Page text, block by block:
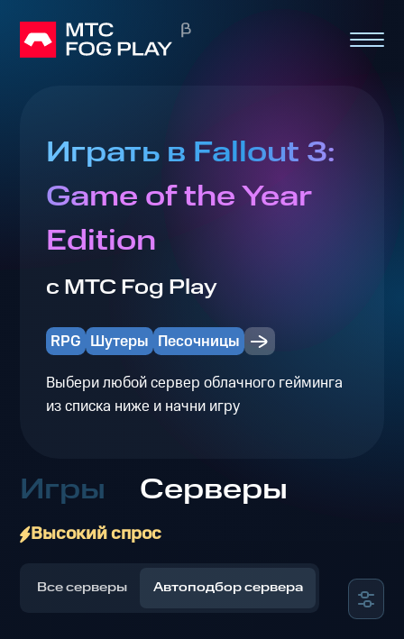
Играть в Fallout 3:
Game of the Year
Edition
с МТС Fog Play
RPG Шутеры Песочницы
Выбери любой сервер облачного гейминга
из списка ниже и начни игру
Игры Серверы
Высокий спрос
Все серверы Автоподбор сервера